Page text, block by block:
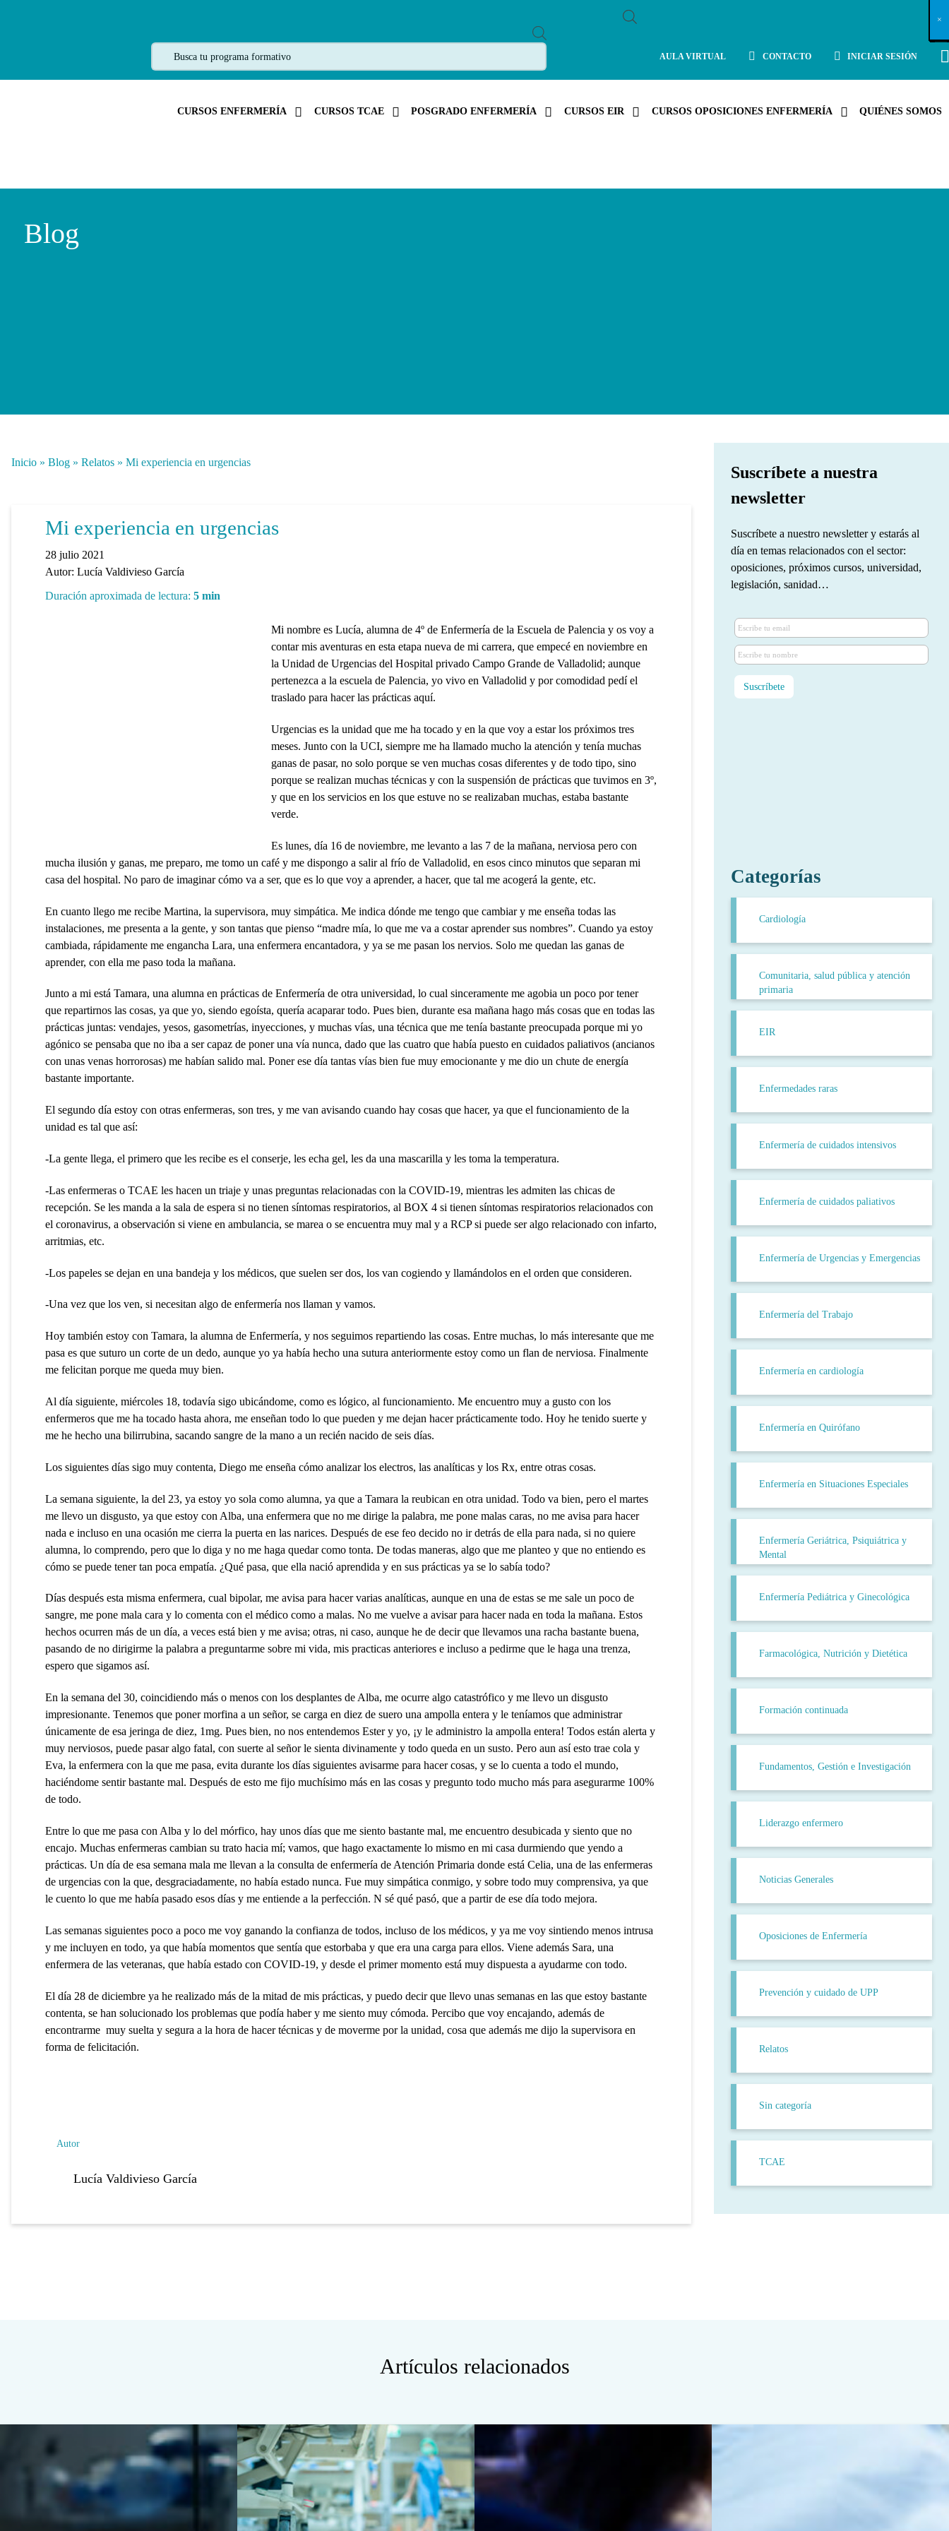
R
D
S
AULA VIRTUAL CONTACTO INICIAR SESIÓN
CURSOS ENFERMERÍA CURSOS TCAE POSGRADO ENFERMERÍA CURSOS EIR CURSOS OPOSICIONES ENFERMERÍA QUIÉNES SOMOS
Blog
Inicio » Blog » Relatos » Mi experiencia en urgencias
Mi experiencia en urgencias
28 julio 2021
Autor: Lucía Valdivieso García
Duración aproximada de lectura: 5 min
Mi nombre es Lucía, alumna de 4º de Enfermería de la Escuela de Palencia y os voy a
contar mis aventuras en esta etapa nueva de mi carrera, que empecé en noviembre en
la Unidad de Urgencias del Hospital privado Campo Grande de Valladolid; aunque
pertenezca a la escuela de Palencia, yo vivo en Valladolid y por comodidad pedí el
traslado para hacer las prácticas aquí.
Urgencias es la unidad que me ha tocado y en la que voy a estar los próximos tres
meses. Junto con la UCI, siempre me ha llamado mucho la atención y tenía muchas
ganas de pasar, no solo porque se ven muchas cosas diferentes y de todo tipo, sino
porque se realizan muchas técnicas y con la suspensión de prácticas que tuvimos en 3º,
y que en los servicios en los que estuve no se realizaban muchas, estaba bastante
verde.
Es lunes, día 16 de noviembre, me levanto a las 7 de la mañana, nerviosa pero con
mucha ilusión y ganas, me preparo, me tomo un café y me dispongo a salir al frío de Valladolid, en esos cinco minutos que separan mi
casa del hospital. No paro de imaginar cómo va a ser, que es lo que voy a aprender, a hacer, que tal me acogerá la gente, etc.
En cuanto llego me recibe Martina, la supervisora, muy simpática. Me indica dónde me tengo que cambiar y me enseña todas las
instalaciones, me presenta a la gente, y son tantas que pienso “madre mía, lo que me va a costar aprender sus nombres”. Cuando ya estoy
cambiada, rápidamente me engancha Lara, una enfermera encantadora, y ya se me pasan los nervios. Solo me quedan las ganas de
aprender, con ella me paso toda la mañana.
Junto a mi está Tamara, una alumna en prácticas de Enfermería de otra universidad, lo cual sinceramente me agobia un poco por tener
que repartirnos las cosas, ya que yo, siendo egoísta, quería acaparar todo. Pues bien, durante esa mañana hago más cosas que en todas las
prácticas juntas: vendajes, yesos, gasometrías, inyecciones, y muchas vías, una técnica que me tenía bastante preocupada porque mi yo
agónico se pensaba que no iba a ser capaz de poner una vía nunca, dado que las cuatro que había puesto en cuidados paliativos (ancianos
con unas venas horrorosas) me habían salido mal. Poner ese día tantas vías bien fue muy emocionante y me dio un chute de energía
bastante importante.
El segundo día estoy con otras enfermeras, son tres, y me van avisando cuando hay cosas que hacer, ya que el funcionamiento de la
unidad es tal que así:
-La gente llega, el primero que les recibe es el conserje, les echa gel, les da una mascarilla y les toma la temperatura.
-Las enfermeras o TCAE les hacen un triaje y unas preguntas relacionadas con la COVID-19, mientras les admiten las chicas de
recepción. Se les manda a la sala de espera si no tienen síntomas respiratorios, al BOX 4 si tienen síntomas respiratorios relacionados con
el coronavirus, a observación si viene en ambulancia, se marea o se encuentra muy mal y a RCP si puede ser algo relacionado con infarto,
arritmias, etc.
-Los papeles se dejan en una bandeja y los médicos, que suelen ser dos, los van cogiendo y llamándolos en el orden que consideren.
-Una vez que los ven, si necesitan algo de enfermería nos llaman y vamos.
Hoy también estoy con Tamara, la alumna de Enfermería, y nos seguimos repartiendo las cosas. Entre muchas, lo más interesante que me
pasa es que suturo un corte de un dedo, aunque yo ya había hecho una sutura anteriormente estoy como un flan de nerviosa. Finalmente
me felicitan porque me queda muy bien.
Al día siguiente, miércoles 18, todavía sigo ubicándome, como es lógico, al funcionamiento. Me encuentro muy a gusto con los
enfermeros que me ha tocado hasta ahora, me enseñan todo lo que pueden y me dejan hacer prácticamente todo. Hoy he tenido suerte y
me he hecho una bilirrubina, sacando sangre de la mano a un recién nacido de seis días.
Los siguientes días sigo muy contenta, Diego me enseña cómo analizar los electros, las analíticas y los Rx, entre otras cosas.
La semana siguiente, la del 23, ya estoy yo sola como alumna, ya que a Tamara la reubican en otra unidad. Todo va bien, pero el martes
me llevo un disgusto, ya que estoy con Alba, una enfermera que no me dirige la palabra, me pone malas caras, no me avisa para hacer
nada e incluso en una ocasión me cierra la puerta en las narices. Después de ese feo decido no ir detrás de ella para nada, si no quiere
alumna, lo comprendo, pero que lo diga y no me haga quedar como tonta. De todas maneras, algo que me planteo y que no entiendo es
cómo se puede tener tan poca empatía. ¿Qué pasa, que ella nació aprendida y en sus prácticas ya se lo sabía todo?
Días después esta misma enfermera, cual bipolar, me avisa para hacer varias analíticas, aunque en una de estas se me sale un poco de
sangre, me pone mala cara y lo comenta con el médico como a malas. No me vuelve a avisar para hacer nada en toda la mañana. Estos
hechos ocurren más de un día, a veces está bien y me avisa; otras, ni caso, aunque he de decir que llevamos una racha bastante buena,
pasando de no dirigirme la palabra a preguntarme sobre mi vida, mis practicas anteriores e incluso a pedirme que le haga una trenza,
espero que sigamos así.
En la semana del 30, coincidiendo más o menos con los desplantes de Alba, me ocurre algo catastrófico y me llevo un disgusto
impresionante. Tenemos que poner morfina a un señor, se carga en diez de suero una ampolla entera y le teníamos que administrar
únicamente de esa jeringa de diez, 1mg. Pues bien, no nos entendemos Ester y yo, ¡y le administro la ampolla entera! Todos están alerta y
muy nerviosos, puede pasar algo fatal, con suerte al señor le sienta divinamente y todo queda en un susto. Pero aun así esto trae cola y
Eva, la enfermera con la que me pasa, evita durante los días siguientes avisarme para hacer cosas, y se lo cuenta a todo el mundo,
haciéndome sentir bastante mal. Después de esto me fijo muchísimo más en las cosas y pregunto todo mucho más para asegurarme 100%
de todo.
Entre lo que me pasa con Alba y lo del mórfico, hay unos días que me siento bastante mal, me encuentro desubicada y siento que no
encajo. Muchas enfermeras cambian su trato hacia mí; vamos, que hago exactamente lo mismo en mi casa durmiendo que yendo a
prácticas. Un día de esa semana mala me llevan a la consulta de enfermería de Atención Primaria donde está Celia, una de las enfermeras
de urgencias con la que, desgraciadamente, no había estado nunca. Fue muy simpática conmigo, y sobre todo muy comprensiva, ya que
le cuento lo que me había pasado esos días y me entiende a la perfección. N sé qué pasó, que a partir de ese día todo mejora.
Las semanas siguientes poco a poco me voy ganando la confianza de todos, incluso de los médicos, y ya me voy sintiendo menos intrusa
y me incluyen en todo, ya que había momentos que sentía que estorbaba y que era una carga para ellos. Viene además Sara, una
enfermera de las veteranas, que había estado con COVID-19, y desde el primer momento está muy dispuesta a ayudarme con todo.
El día 28 de diciembre ya he realizado más de la mitad de mis prácticas, y puedo decir que llevo unas semanas en las que estoy bastante
contenta, se han solucionado los problemas que podía haber y me siento muy cómoda. Percibo que voy encajando, además de
encontrarme muy suelta y segura a la hora de hacer técnicas y de moverme por la unidad, cosa que además me dijo la supervisora en
forma de felicitación.
Autor
Lucía Valdivieso García
Suscríbete a nuestra
newsletter
Suscríbete a nuestro newsletter y estarás al
día en temas relacionados con el sector:
oposiciones, próximos cursos, universidad,
legislación, sanidad…
Categorías
Cardiología
Comunitaria, salud pública y atención
primaria
EIR
Enfermedades raras
Enfermería de cuidados intensivos
Enfermería de cuidados paliativos
Enfermería de Urgencias y Emergencias
Enfermería del Trabajo
Enfermería en cardiología
Enfermería en Quirófano
Enfermería en Situaciones Especiales
Enfermería Geriátrica, Psiquiátrica y
Mental
Enfermería Pediátrica y Ginecológica
Farmacológica, Nutrición y Dietética
Formación continuada
Fundamentos, Gestión e Investigación
Liderazgo enfermero
Noticias Generales
Oposiciones de Enfermería
Prevención y cuidado de UPP
Relatos
Sin categoría
TCAE
Artículos relacionados
X
×
×
×
×
×
×
×
×
×
×
×
×
×
×
×
×
×
×
×
×
×
×
×
×
×
×
×
×
×
×
×
×
×
×
×
×
×
×
×
×
×
×
×
×
×
×
×
×
×
×
×
×
×
×
×
×
×
×
×
×
×
×
×
×
×
×
×
×
×
×
×
×
×
×
×
×
×
×
×
×
×
×
×
×
×
×
×
×
×
×
×
×
×
×
×
×
×
×
×
×
×
×
×
×
×
×
×
×
×
×
×
×
×
×
×
×
×
×
×
×
×
×
×
×
×
×
×
×
×
×
×
×
×
×
×
×
×
×
×
×
×
×
×
×
×
×
×
×
×
×
×
×
×
×
×
×
×
×
×
×
×
×
×
×
×
×
×
×
×
×
×
×
×
×
×
×
×
×
×
×
×
×
×
×
×
×
×
×
×
×
×
×
×
×
×
×
×
×
×
×
×
×
×
×
×
×
×
×
×
×
×
×
×
×
×
×